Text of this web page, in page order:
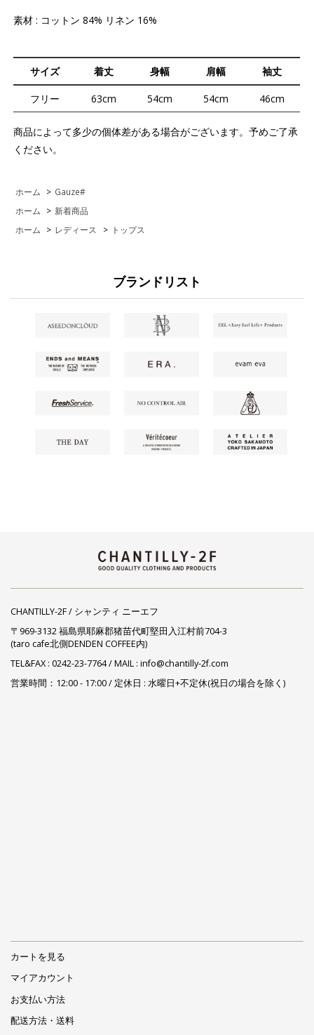
素材 : コットン 84% リネン 16%
サイズ 着丈 身幅 肩幅 袖丈
フリー 63cm 54cm 54cm 46cm
商品によって多少の個体差がある場合がございます。予めご了承
ください。
ホーム > Gauze#
ホーム
> 新着商品
ホーム
> レディース > トップス
ブランドリスト
CHANTILLY-2F / シャンティ ニーエフ
〒969-3132 福島県耶麻郡猪苗代町堅田入江村前704-3
(taro cafe北側DENDEN COFFEE内)
TEL&FAX : 0242-23-7764/ MAIL : info@chantilly-2f.com
営業時間：12:00 - 17:00 / 定休日 : 水曜日+不定休(祝日の場合を除く)
カートを見る
マイアカウント
お支払い方法
配送方法・送料